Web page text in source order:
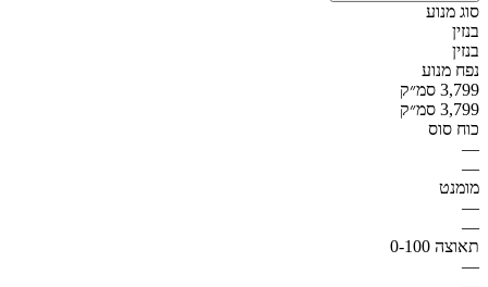
סוג מנוע
בנזין
בנזין
נפח מנוע
3,799 סמ״ק
3,799 סמ״ק
כוח סוס
—
—
מומנט
—
—
תאוצה 0-100
—